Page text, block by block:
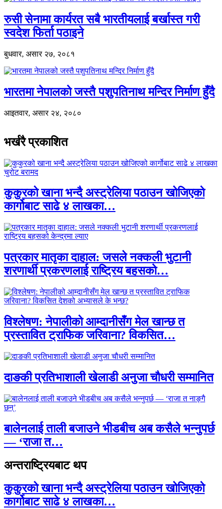
रुसी सेनामा कार्यरत सबै भारतीयलाई बर्खास्त गरी
स्वदेश फिर्ता पठाइने
बुधवार, असार २७, २०८१
भारतमा नेपालको जस्तै पशुपतिनाथ मन्दिर निर्माण हुँदै
आइतवार, असार २४, २०८०
भर्खरै प्रकाशित
कुकुरको खाना भन्दै अस्ट्रेलिया पठाउन खोजिएको
कार्गोबाट साढे ४ लाखका…
पत्रकार मातृका दाहाल: जसले नक्कली भुटानी
शरणार्थी प्रकरणलाई राष्ट्रिय बहसको…
विश्लेषण: नेपालीको आम्दानीसँग मेल खान्छ त
प्रस्तावित ट्राफिक जरिवाना? विकसित…
दाङकी प्रतिभाशाली खेलाडी अनुजा चौधरी सम्मानित
बालेनलाई ताली बजाउने भीडबीच अब कसैले भन्नुपर्छ
— ‘राजा त…
अन्तराष्ट्रियबाट थप
कुकुरको खाना भन्दै अस्ट्रेलिया पठाउन खोजिएको
कार्गोबाट साढे ४ लाखका…